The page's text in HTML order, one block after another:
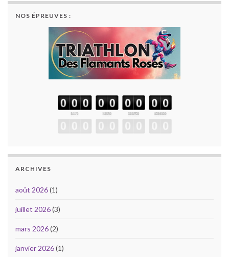
NOS ÉPREUVES :
ARCHIVES
août 2026(1)
juillet 2026(3)
mars 2026(2)
janvier 2026(1)